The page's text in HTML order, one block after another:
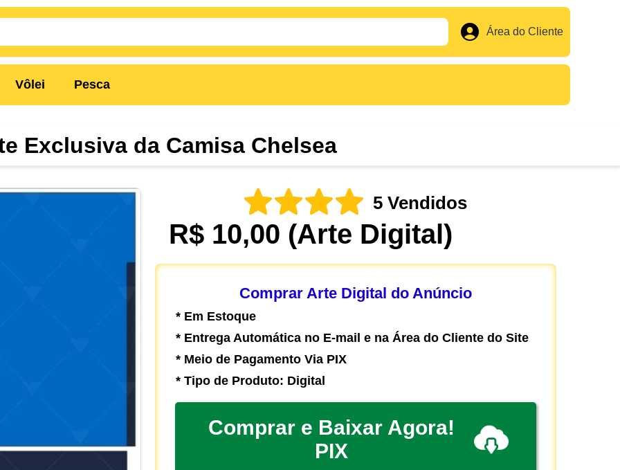
Área do Cliente
Vôlei Pesca
Exclusiva da Camisa Chelsea
5 Vendidos
R$ 10,00 (Arte Digital)
Comprar Arte Digital do Anúncio
* Em Estoque
* Entrega Automática no E-mail e na Área do Cliente do Site
* Meio de Pagamento Via PIX
* Tipo de Produto: Digital
Comprar e Baixar Agora!
PIX